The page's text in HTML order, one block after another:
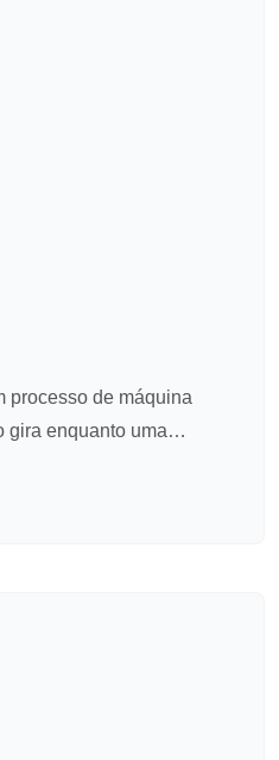
processo de máquina
gira enquanto uma
de cerveja": a
A viragem do CNC
na máquina de